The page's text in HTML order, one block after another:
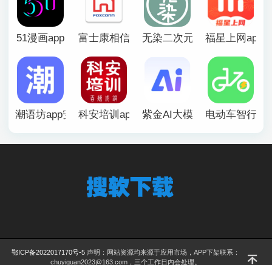
51漫画app 富士康相信app官方版无染二次元漫画app福星上网app
潮语坊app安卓官方版
科安培训app 紫金AI大模型app电动车智行
鄂ICP备2022017170号-5声明：网站资源均来源于应用市场，APP下架联系：
chuyiguan2023@163.com，三个工作日内会处理。